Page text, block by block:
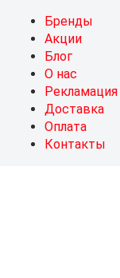
Бренды
Акции
Блог
О нас
Рекламация
Доставка
Оплата
Контакты